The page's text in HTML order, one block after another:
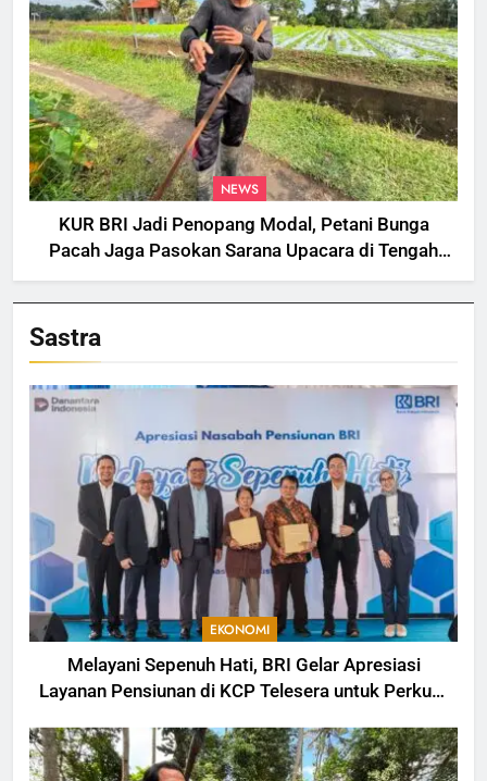
NEWS
KUR BRI Jadi Penopang Modal, Petani Bunga
Pacah Jaga Pasokan Sarana Upacara di Tengah
Fluktuasi Harga dan Tantangan Cuaca
Sastra
EKONOMI
Melayani Sepenuh Hati, BRI Gelar Apresiasi
Layanan Pensiunan di KCP Telesera untuk Perkuat